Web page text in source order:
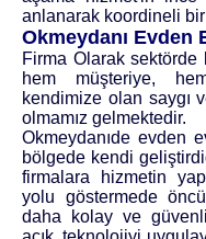
anlanarak koordineli
Okmeydanı Evden
Firma Olarak
hem müşteriye,
kendimize olan saygı
olmamız gelmektedir.
Okmeydanıde evden
bölgede kendi
firmalara hizmetin
yolu göstermede
daha kolay ve